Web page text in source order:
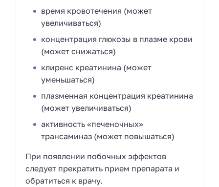
время кровотечения (может
увеличиваться)
концентрация глюкозы в плазме крови
(может снижаться)
клиренс креатинина (может
уменьшаться)
плазменная концентрация креатинина
(может увеличиваться)
активность «печеночных»
трансаминаз (может повышаться)
При появлении побочных эффектов
следует прекратить прием препарата и
обратиться к врачу.